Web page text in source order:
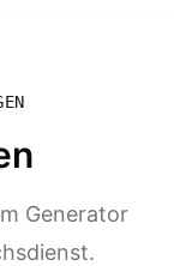
Generator